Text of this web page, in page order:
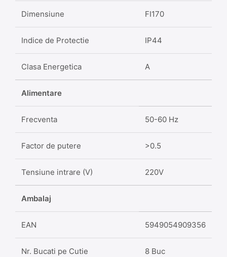
Dimensiune FI170
Indice de Protectie IP44
Clasa Energetica A
Alimentare
Frecventa 50-60 Hz
Factor de putere >0.5
Tensiune intrare (V) 220V
Ambalaj
EAN 5949054909356
Nr. Bucati pe Cutie 8 Buc